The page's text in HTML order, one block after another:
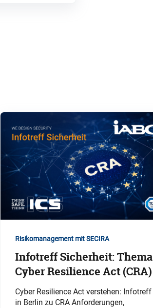
Risikomanagement mit SECIRA
Infotreff Sicherheit: Thema
Cyber Resilience Act (CRA)
Cyber Resilience Act verstehen: Infotreff
in Berlin zu CRA Anforderungen,